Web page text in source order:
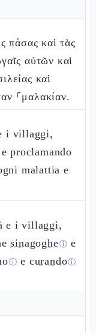
πάσας καὶ τὰς
αὐτῶν καὶ
καὶ
⸀μαλακίαν.
i villaggi,
proclamando
malattia e
e i villaggi,
sinagogheⓘ e
ⓘ e curandoⓘ